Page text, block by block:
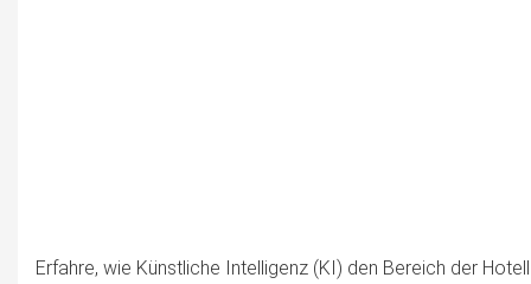
Erfahre, wie Künstliche Intelligenz (KI) den Bereich der